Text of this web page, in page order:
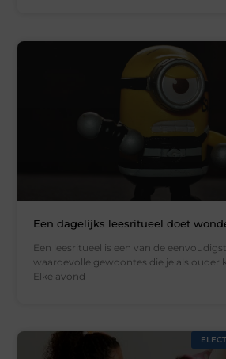
Een dagelijks leesritueel doet
Een leesritueel is een van de
waardevolle gewoontes die je als ouder
Elke avond